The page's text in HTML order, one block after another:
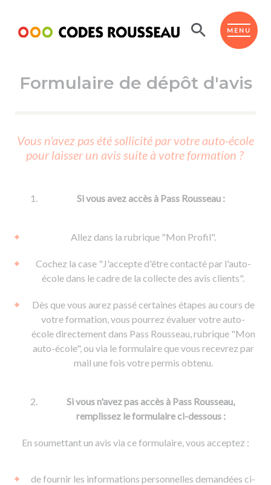
MENU
ESPACE ÉLÈVE
Code de la route
Passer l'ASSR
Réviser le code
Passer l'ETM
Permis voiture
Permis remorque
Permis & handicap
d'apprentissage
De la conduite en voiture
De la conduite à moto
Voir tous les supports
Formations pro.
Permis poids lourd
Formation FCO
Formation CACES
Devenir enseignant de la conduite
Ressources
Formulaire de dépôt d'avis
Vous n'avez pas été sollicité par votre auto-école
pour laisser un avis suite à votre formation ?
Si vous avez accès à Pass Rousseau :
Allez dans la rubrique "Mon Profil".
Cochez la case "J'accepte d'être contacté par l'auto-
école dans le cadre de la collecte des avis clients".
Dès que vous aurez passé certaines étapes au cours de
votre formation, vous pourrez évaluer votre auto-
école directement dans Pass Rousseau, rubrique "Mon
auto-école", ou via le formulaire que vous recevrez par
mail une fois votre permis obtenu.
Si vous n'avez pas accès à Pass Rousseau,
remplissez le formulaire ci-dessous :
En soumettant un avis via ce formulaire, vous acceptez :
de fournir les informations personnelles demandées ci-